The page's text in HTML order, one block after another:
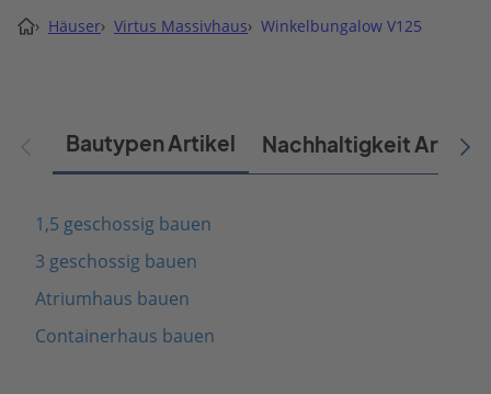
› Häuser› Virtus Massivhaus› Winkelbungalow V125
Bautypen Artikel Nachhaltigkeit Artikel
1,5 geschossig bauen
3 geschossig bauen
Atriumhaus bauen
Containerhaus bauen